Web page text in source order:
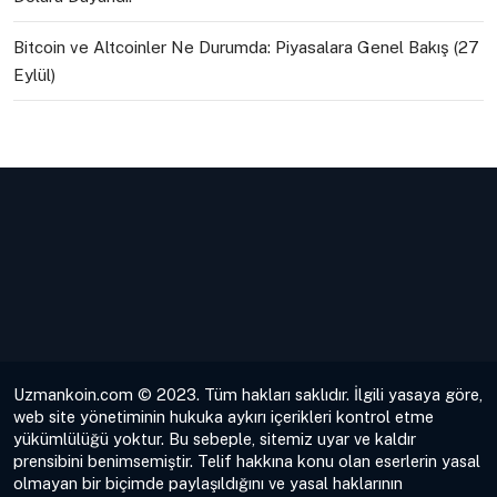
Bitcoin ve Altcoinler Ne Durumda: Piyasalara Genel Bakış (27
Eylül)
Uzmankoin.com © 2023. Tüm hakları saklıdır. İlgili yasaya göre,
web site yönetiminin hukuka aykırı içerikleri kontrol etme
yükümlülüğü yoktur. Bu sebeple, sitemiz uyar ve kaldır
prensibini benimsemiştir. Telif hakkına konu olan eserlerin yasal
olmayan bir biçimde paylaşıldığını ve yasal haklarının